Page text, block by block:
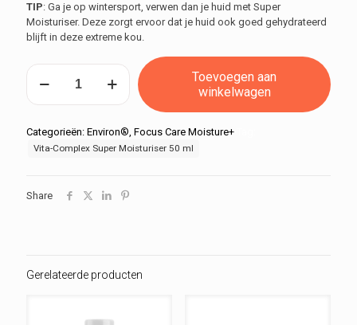
TIP: Ga je op wintersport, verwen dan je huid met Super
Moisturiser. Deze zorgt ervoor dat je huid ook goed gehydrateerd
blijft in deze extreme kou.
Vita-
Complex
Super
|
50
Toevoegen aan
winkelwagen
Categorieën: Environ®, Focus Care Moisture+
Vita-Complex Super Moisturiser 50 ml
Share
Gerelateerde producten